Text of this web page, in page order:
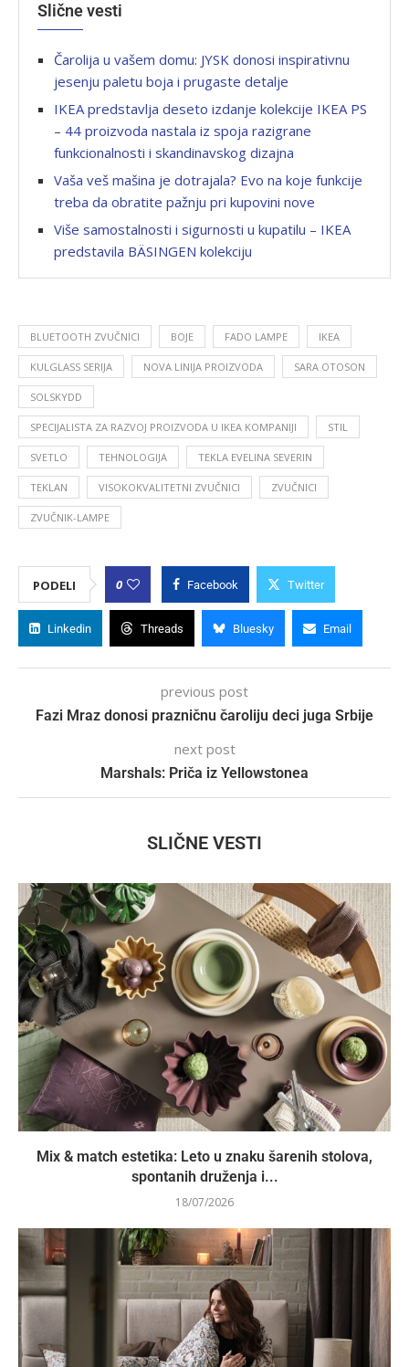
Slične vesti
Čarolija u vašem domu: JYSK donosi inspirativnu
jesenju paletu boja i prugaste detalje
IKEA predstavlja deseto izdanje kolekcije IKEA PS
– 44 proizvoda nastala iz spoja razigrane
funkcionalnosti i skandinavskog dizajna
Vaša veš mašina je dotrajala? Evo na koje funkcije
treba da obratite pažnju pri kupovini nove
Više samostalnosti i sigurnosti u kupatilu – IKEA
predstavila BÄSINGEN kolekciju
BLUETOOTH ZVUČNICI BOJE FADO LAMPE IKEA
KULGLASS SERIJA NOVA LINIJA PROIZVODA SARA OTOSON
SOLSKYDD
SPECIJALISTA ZA RAZVOJ PROIZVODA U IKEA KOMPANIJI STIL
SVETLO TEHNOLOGIJA TEKLA EVELINA SEVERIN
TEKLAN VISOKOKVALITETNI ZVUČNICI ZVUČNICI
ZVUČNIK-LAMPE
PODELI 0 Facebook Twitter
Linkedin Threads Bluesky Email
previous post
Fazi Mraz donosi prazničnu čaroliju deci juga Srbije
next post
Marshals: Priča iz Yellowstonea
SLIČNE VESTI
Mix & match estetika: Leto u znaku šarenih stolova,
spontanih druženja i...
18/07/2026